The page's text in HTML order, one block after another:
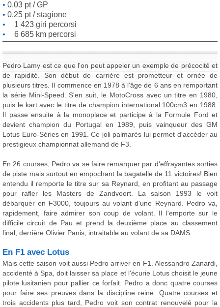
0.03 pt / GP
0.25 pt / stagione
1 423 giri percorsi
6 685 km percorsi
Pedro Lamy est ce que l'on peut appeler un exemple de précocité et
de rapidité. Son début de carrière est prometteur et ornée de
plusieurs titres. Il commence en 1978 à l'âge de 6 ans en remportant
la série Mini-Speed. S'en suit, le MotoCross avec un titre en 1980,
puis le kart avec le titre de champion international 100cm3 en 1988.
Il passe ensuite à la monoplace et participe à la Formule Ford et
devient champion du Portugal en 1989, puis vainqueur des GM
Lotus Euro-Séries en 1991. Ce joli palmarès lui permet d'accéder au
prestigieux championnat allemand de F3.
En 26 courses, Pedro va se faire remarquer par d'effrayantes sorties
de piste mais surtout en empochant la bagatelle de 11 victoires! Bien
entendu il remporte le titre sur sa Reynard, en profitant au passage
pour rafler les Masters de Zandvoort. La saison 1993 le voit
débarquer en F3000, toujours au volant d'une Reynard. Pedro va,
rapidement, faire admirer son coup de volant. Il l'emporte sur le
difficile circuit de Pau et prend la deuxième place au classement
final, derrière Olivier Panis, intraitable au volant de sa DAMS.
En F1 avec Lotus
Mais cette saison voit aussi Pedro arriver en F1. Alessandro Zanardi,
accidenté à Spa, doit laisser sa place et l'écurie Lotus choisit le jeune
pilote lusitanien pour pallier ce forfait. Pedro a donc quatre courses
pour faire ses preuves dans la discipline reine. Quatre courses et
trois accidents plus tard, Pedro voit son contrat renouvelé pour la